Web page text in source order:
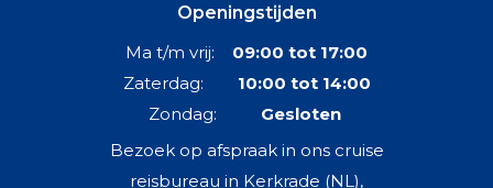
Openingstijden
Ma t/m vrij: 09:00 tot 17:00
Zaterdag: 10:00 tot 14:00
Zondag: Gesloten
Bezoek op afspraak in ons cruise
reisbureau in Kerkrade (NL),